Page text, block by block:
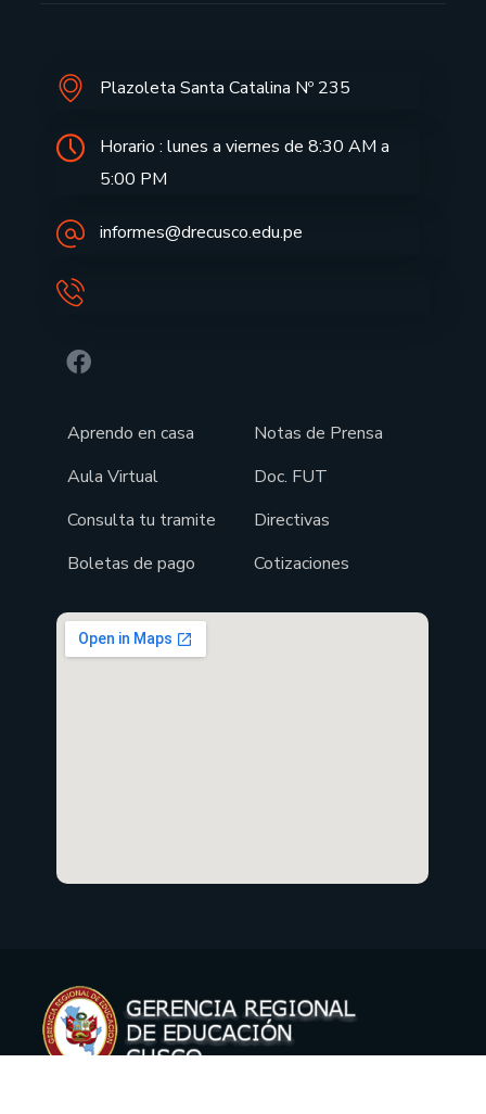
Plazoleta Santa Catalina Nº 235
Horario : lunes a viernes de 8:30 AM a
5:00 PM
informes@drecusco.edu.pe
Aprendo en casa
Aula Virtual
Consulta tu tramite
Boletas de pago
Notas de Prensa
Doc. FUT
Directivas
Cotizaciones